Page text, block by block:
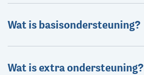
Wat is basisondersteuning?
Wat is extra ondersteuning?